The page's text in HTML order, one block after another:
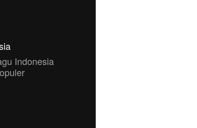
Indonesia